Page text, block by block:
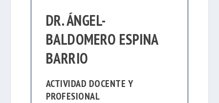
DR. ÁNGEL-
BALDOMERO ESPINA
BARRIO
ACTIVIDAD DOCENTE Y
PROFESIONAL